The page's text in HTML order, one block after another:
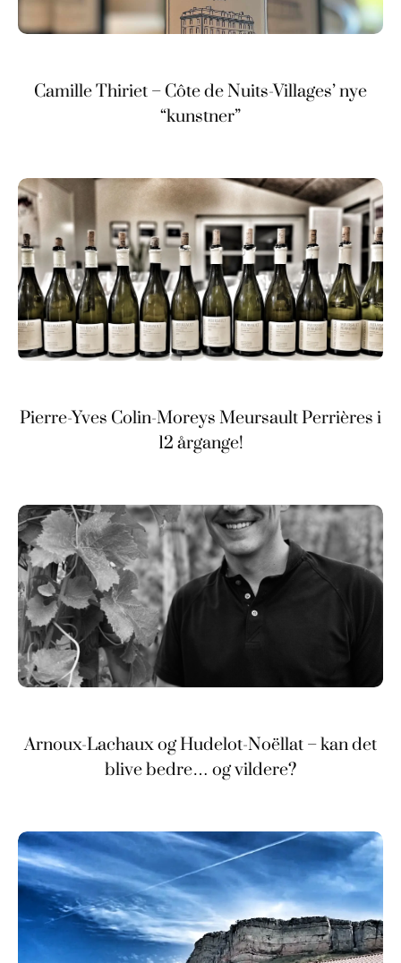
Camille Thiriet – Côte de Nuits-Villages’ nye
“kunstner”
Pierre-Yves Colin-Moreys Meursault Perrières i
12 årgange!
Arnoux-Lachaux og Hudelot-Noëllat – kan det
blive bedre… og vildere?